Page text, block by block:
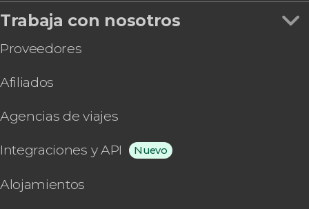
Trabaja con nosotros
Proveedores
Afiliados
Agencias de viajes
Integraciones y API Nuevo
Alojamientos